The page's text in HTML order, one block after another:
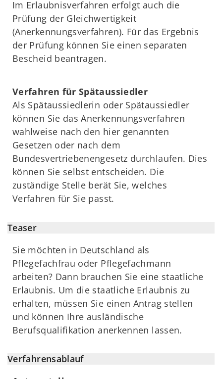
Im Erlaubnisverfahren erfolgt auch die
Prüfung der Gleichwertigkeit
(Anerkennungsverfahren). Für das Ergebnis
der Prüfung können Sie einen separaten
Bescheid beantragen.
Verfahren für Spätaussiedler
Als Spätaussiedlerin oder Spätaussiedler
können Sie das Anerkennungsverfahren
wahlweise nach den hier genannten
Gesetzen oder nach dem
Bundesvertriebenengesetz durchlaufen. Dies
können Sie selbst entscheiden. Die
zuständige Stelle berät Sie, welches
Verfahren für Sie passt.
Teaser
Sie möchten in Deutschland als
Pflegefachfrau oder Pflegefachmann
arbeiten? Dann brauchen Sie eine staatliche
Erlaubnis. Um die staatliche Erlaubnis zu
erhalten, müssen Sie einen Antrag stellen
und können Ihre ausländische
Berufsqualifikation anerkennen lassen.
Verfahrensablauf